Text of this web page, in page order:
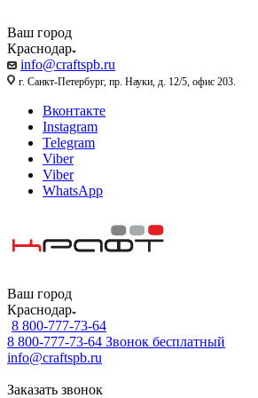
Ваш город
Краснодар
info@craftspb.ru
г. Санкт-Петербург, пр. Науки, д. 12/5, офис 203.
Вконтакте
Instagram
Telegram
Viber
Viber
WhatsApp
Ваш город
Краснодар
8 800-777-73-64
8 800-777-73-64 Звонок бесплатный
info@craftspb.ru
Заказать звонок